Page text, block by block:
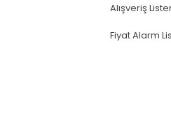
Alışveriş
Fiyat Alarm